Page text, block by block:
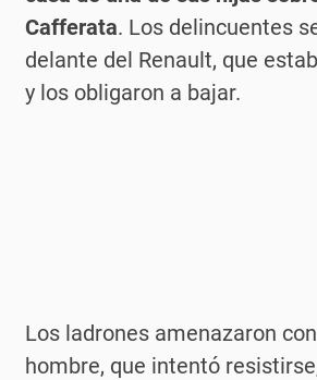
Cafferata. Los delincuentes
delante del Renault, que
y los obligaron a bajar.
Los ladrones amenazaron
hombre, que intentó